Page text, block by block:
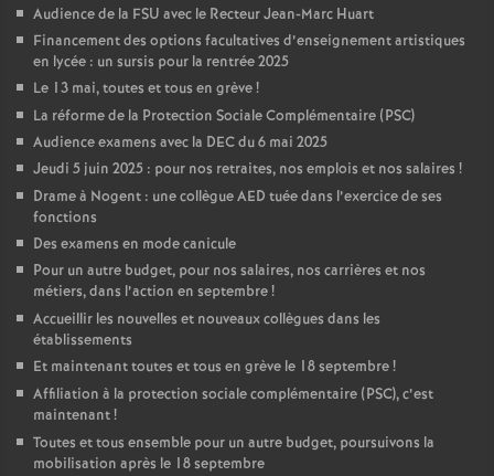
Audience de la FSU avec le Recteur Jean-Marc Huart
Financement des options facultatives d’enseignement artistiques
en lycée : un sursis pour la rentrée 2025
Le 13 mai, toutes et tous en grève!
La réforme de la Protection Sociale Complémentaire (PSC)
Audience examens avec la DEC du 6 mai 2025
Jeudi 5 juin 2025 : pour nos retraites, nos emplois et nos salaires !
Drame à Nogent : une collègue AED tuée dans l’exercice de ses
fonctions
Des examens en mode canicule
Pour un autre budget, pour nos salaires, nos carrières et nos
métiers, dans l’action en septembre!
Accueillir les nouvelles et nouveaux collègues dans les
établissements
Et maintenant toutes et tous en grève le 18 septembre!
Affiliation à la protection sociale complémentaire (PSC), c’est
maintenant!
Toutes et tous ensemble pour un autre budget, poursuivons la
mobilisation après le 18 septembre